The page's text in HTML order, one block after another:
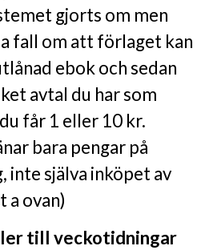
gjorts om men
fall om att förlaget kan
ebok och sedan
avtal du har som
får 1 eller 10 kr.
bara pengar på
inte själva inköpet av
a ovan)
till veckotidningar